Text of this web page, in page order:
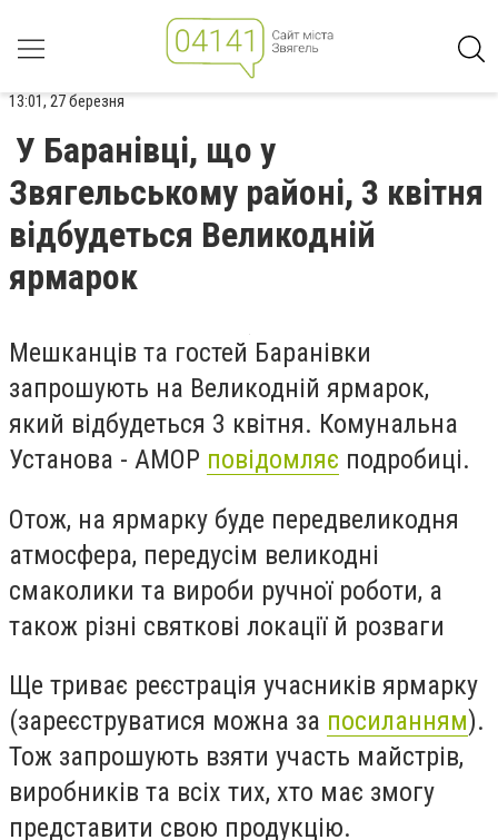
13:01, 27 березня
У Баранівці, що у
Звягельському районі, 3 квітня
відбудеться Великодній
ярмарок
Мешканців та гостей Баранівки
запрошують на Великодній ярмарок,
який відбудеться 3 квітня. Комунальна
Установа - АМОР повідомляє подробиці.
Отож, на ярмарку буде передвеликодня
атмосфера, передусім великодні
смаколики та вироби ручної роботи, а
також різні святкові локації й розваги
Ще триває реєстрація учасників ярмарку
(зареєструватися можна за посиланням).
Тож запрошують взяти участь майстрів,
виробників та всіх тих, хто має змогу
представити свою продукцію.